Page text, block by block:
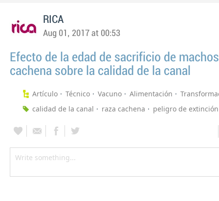
RICA
Aug 01, 2017 at 00:53
Efecto de la edad de sacrificio de
cachena sobre la calidad de la canal
Artículo Técnico Vacuno Alimentación
calidad de la canal
raza cachena peligro de extinción